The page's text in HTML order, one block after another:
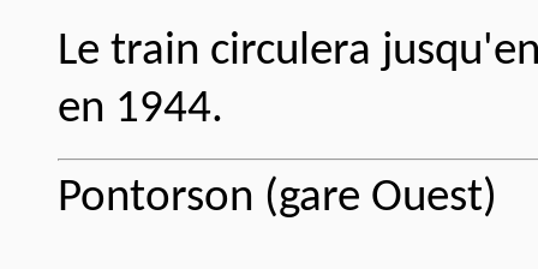
Le train circulera
en 1944.
Pontorson (gare Ouest)